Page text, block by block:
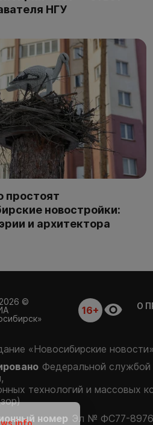
НГУ
простоят
новостройки:
и архитектора
©
16+ О
«Новосибирские
Федеральной службой
технологий и массовых
номер Эл № ФС77-